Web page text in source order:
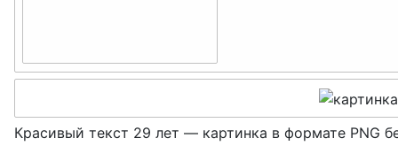
-свёкор
Красивый текст 29 лет — картинка в формате PNG